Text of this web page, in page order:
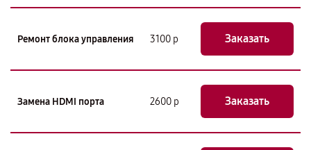
Ремонт блока управления 3100 р Заказать
Замена HDMI порта 2600 р Заказать